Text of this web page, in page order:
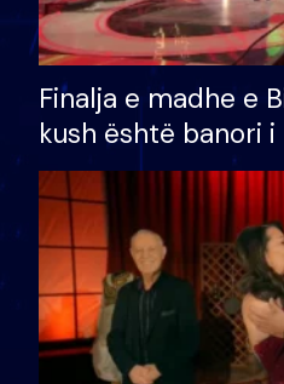
Finalja e madhe e
kush është banori
shtëpinë dhe
të fituar çmimin e